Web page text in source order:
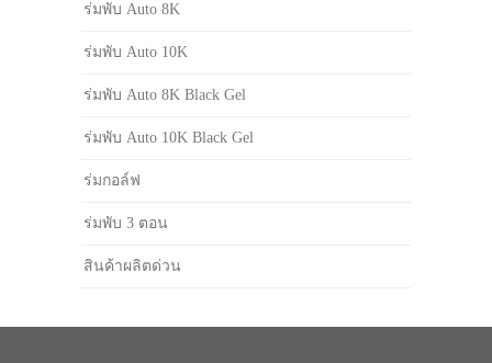
ร่มพับ Auto 8K
ร่มพับ Auto 10K
ร่มพับ Auto 8K Black Gel
ร่มพับ Auto 10K Black Gel
ร่มกอล์ฟ
ร่มพับ 3 ตอน
สินค้าผลิตด่วน